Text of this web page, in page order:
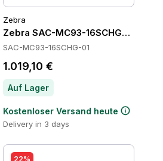
Zebra
Zebra SAC-MC93-16SCHG-01
SAC-MC93-16SCHG-01
1.019,10 €
Auf Lager
Kostenloser Versand heute
Delivery in 3 days
22%